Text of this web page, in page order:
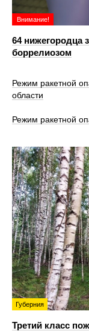
Внимание!
64
боррелиозом
Режим ракетной
области
Режим ракетной
Губерния
Третий класс